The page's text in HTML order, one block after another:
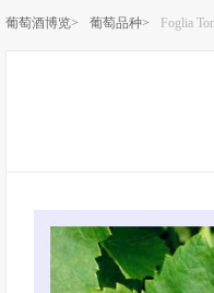
葡萄酒博览> 葡萄品种> Foglia